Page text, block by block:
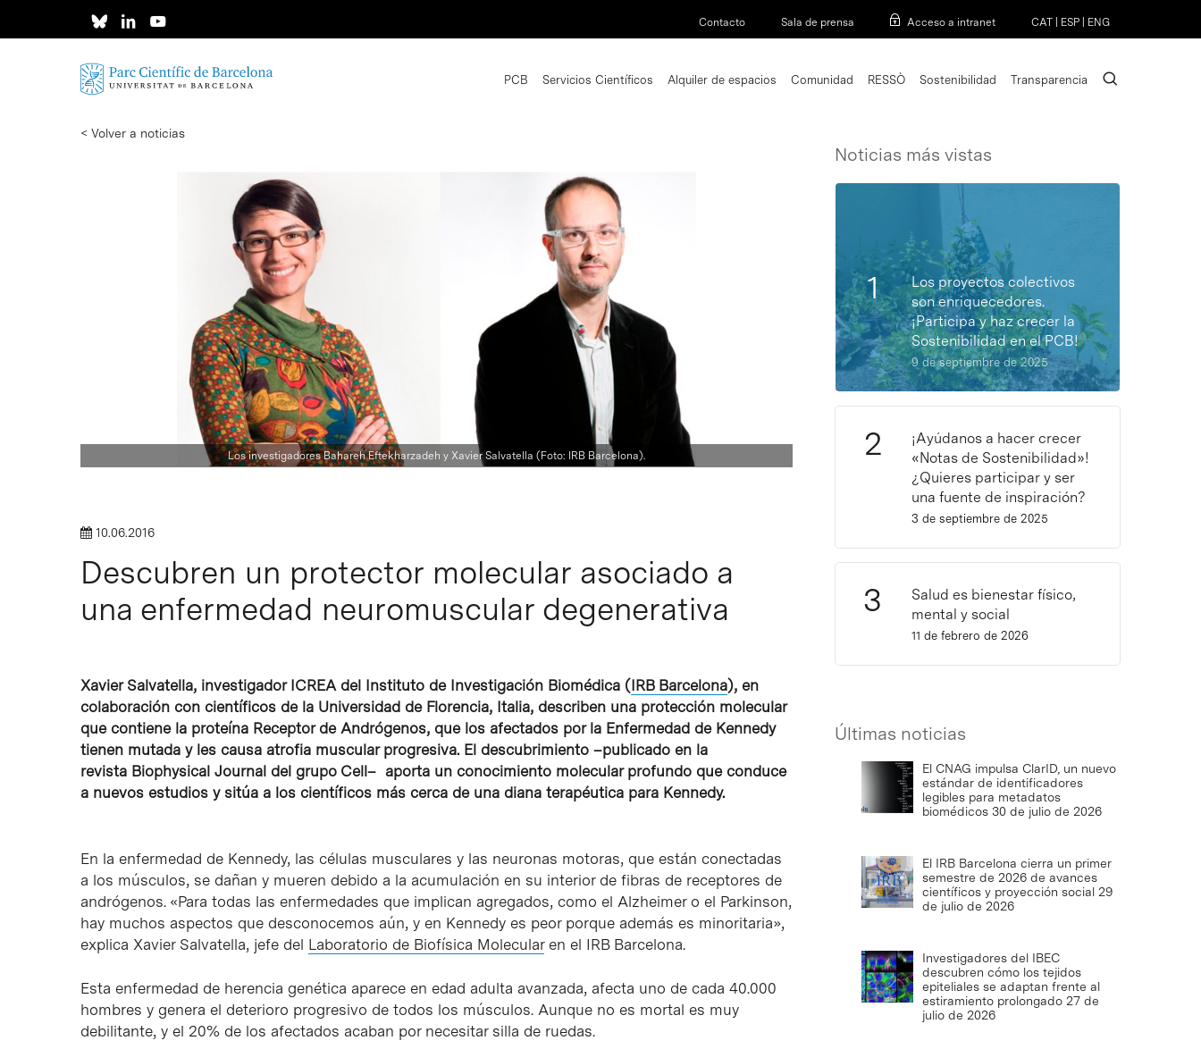
Contacto Sala de prensa Acceso a intranet CAT ESP ENG
PCB Servicios Científicos Alquiler de espacios Comunidad RESSÒ Sostenibilidad Transparencia search
< Volver a noticias
Los investigadores Bahareh Eftekharzadeh y Xavier Salvatella (Foto: IRB Barcelona).
10.06.2016
Descubren un protector molecular asociado a
una enfermedad neuromuscular degenerativa
Xavier Salvatella, investigador ICREA del Instituto de Investigación Biomédica (IRB Barcelona), en
colaboración con científicos de la Universidad de Florencia, Italia, describen una protección molecular
que contiene la proteína Receptor de Andrógenos, que los afectados por la Enfermedad de Kennedy
tienen mutada y les causa atrofia muscular progresiva. El descubrimiento –publicado en la
revista Biophysical Journal del grupo Cell– aporta un conocimiento molecular profundo que conduce
a nuevos estudios y sitúa a los científicos más cerca de una diana terapéutica para Kennedy.
En la enfermedad de Kennedy, las células musculares y las neuronas motoras, que están conectadas
a los músculos, se dañan y mueren debido a la acumulación en su interior de fibras de receptores de
andrógenos. «Para todas las enfermedades que implican agregados, como el Alzheimer o el Parkinson,
hay muchos aspectos que desconocemos aún, y en Kennedy es peor porque además es minoritaria»,
explica Xavier Salvatella, jefe del Laboratorio de Biofísica Molecularen el IRB Barcelona.
Esta enfermedad de herencia genética aparece en edad adulta avanzada, afecta uno de cada 40.000
hombres y genera el deterioro progresivo de todos los músculos. Aunque no es mortal es muy
debilitante, y el 20% de los afectados acaban por necesitar silla de ruedas.
Noticias más vistas
Los proyectos colectivos
son enriquecedores.
¡Participa y haz crecer la
Sostenibilidad en el PCB!
9 de septiembre de 2025
¡Ayúdanos a hacer crecer
«Notas de Sostenibilidad»!
¿Quieres participar y ser
una fuente de inspiración?
3 de septiembre de 2025
Salud es bienestar físico,
mental y social
11 de febrero de 2026
Últimas noticias
El CNAG impulsa ClarID, un nuevo
estándar de identificadores
legibles para metadatos
biomédicos 30 de julio de 2026
El IRB Barcelona cierra un primer
semestre de 2026 de avances
científicos y proyección social 29
de julio de 2026
Investigadores del IBEC
descubren cómo los tejidos
epiteliales se adaptan frente al
estiramiento prolongado 27 de
julio de 2026